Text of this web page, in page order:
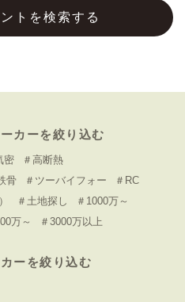
トを検索する
カーを絞り込む
密
＃高断熱
骨 ＃ツーバイフォー
＃RC
＃土地探し
＃1000万～
万～ ＃3000万以上
ーを絞り込む